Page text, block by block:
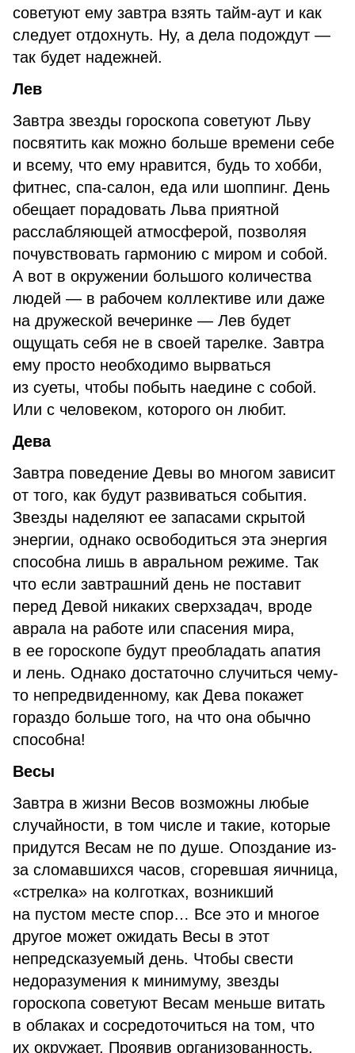
советуют ему завтра взять тайм-аут и как
следует отдохнуть. Ну, а дела подождут —
так будет надежней.
Лев
Завтра звезды гороскопа советуют Льву
посвятить как можно больше времени себе
и всему, что ему нравится, будь то хобби,
фитнес, спа-салон, еда или шоппинг. День
обещает порадовать Льва приятной
расслабляющей атмосферой, позволяя
почувствовать гармонию с миром и собой.
А вот в окружении большого количества
людей — в рабочем коллективе или даже
на дружеской вечеринке — Лев будет
ощущать себя не в своей тарелке. Завтра
ему просто необходимо вырваться
из суеты, чтобы побыть наедине с собой.
Или с человеком, которого он любит.
Дева
Завтра поведение Девы во многом зависит
от того, как будут развиваться события.
Звезды наделяют ее запасами скрытой
энергии, однако освободиться эта энергия
способна лишь в авральном режиме. Так
что если завтрашний день не поставит
перед Девой никаких сверхзадач, вроде
аврала на работе или спасения мира,
в ее гороскопе будут преобладать апатия
и лень. Однако достаточно случиться чему-
то непредвиденному, как Дева покажет
гораздо больше того, на что она обычно
способна!
Весы
Завтра в жизни Весов возможны любые
случайности, в том числе и такие, которые
придутся Весам не по душе. Опоздание из-
за сломавшихся часов, сгоревшая яичница,
«стрелка» на колготках, возникший
на пустом месте спор… Все это и многое
другое может ожидать Весы в этот
непредсказуемый день. Чтобы свести
недоразумения к минимуму, звезды
гороскопа советуют Весам меньше витать
в облаках и сосредоточиться на том, что
их окружает. Проявив организованность,